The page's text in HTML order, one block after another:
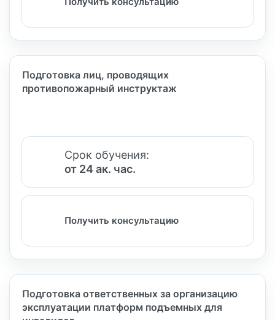
Подготовка лиц, проводящих
противопожарный инструктаж
Срок обучения:
от 24 ак. час.
Получить консультацию
Подготовка ответственных за организацию
эксплуатации платформ подъемных для